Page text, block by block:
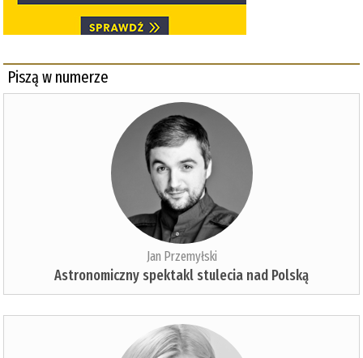
Piszą w numerze
Jan Przemyłski
Astronomiczny spektakl stulecia nad Polską